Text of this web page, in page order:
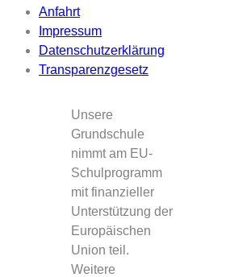
Anfahrt
Impressum
Datenschutzerklärung
Transparenzgesetz
Unsere
Grundschule
nimmt am EU-
Schulprogramm
mit finanzieller
Unterstützung der
Europäischen
Union teil.
Weitere